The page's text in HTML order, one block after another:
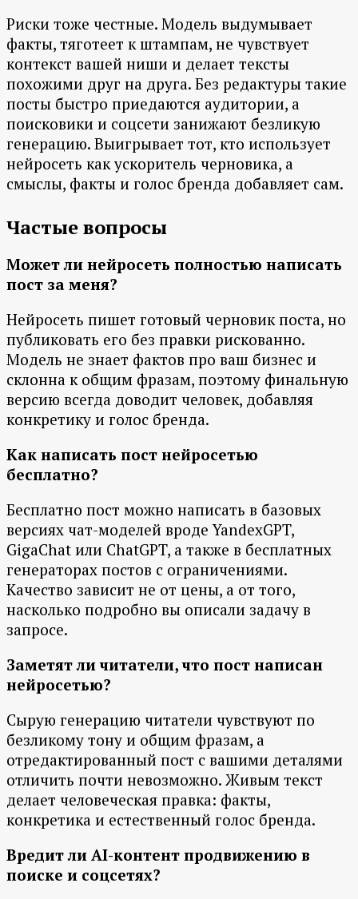
Риски тоже честные. Модель выдумывает
факты, тяготеет к штампам, не чувствует
контекст вашей ниши и делает тексты
похожими друг на друга. Без редактуры такие
посты быстро приедаются аудитории, а
поисковики и соцсети занижают безликую
генерацию. Выигрывает тот, кто использует
нейросеть как ускоритель черновика, а
смыслы, факты и голос бренда добавляет сам.
Частые вопросы
Может ли нейросеть полностью написать
пост за меня?
Нейросеть пишет готовый черновик поста, но
публиковать его без правки рискованно.
Модель не знает фактов про ваш бизнес и
склонна к общим фразам, поэтому финальную
версию всегда доводит человек, добавляя
конкретику и голос бренда.
Как написать пост нейросетью
бесплатно?
Бесплатно пост можно написать в базовых
версиях чат-моделей вроде YandexGPT,
GigaChat или ChatGPT, а также в бесплатных
генераторах постов с ограничениями.
Качество зависит не от цены, а от того,
насколько подробно вы описали задачу в
запросе.
Заметят ли читатели, что пост написан
нейросетью?
Сырую генерацию читатели чувствуют по
безликому тону и общим фразам, а
отредактированный пост с вашими деталями
отличить почти невозможно. Живым текст
делает человеческая правка: факты,
конкретика и естественный голос бренда.
Вредит ли AI-контент продвижению в
поиске и соцсетях?